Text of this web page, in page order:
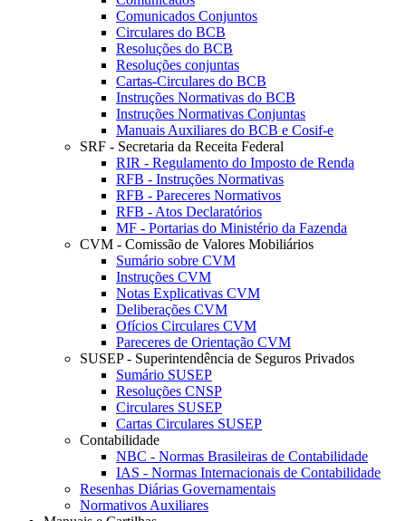
Comunicados Conjuntos
Circulares do BCB
Resoluções do BCB
Resoluções conjuntas
Cartas-Circulares do BCB
Instruções Normativas do BCB
Instruções Normativas Conjuntas
Manuais Auxiliares do BCB e Cosif-e
SRF - Secretaria da Receita Federal
RIR - Regulamento do Imposto de Renda
RFB - Instruções Normativas
RFB - Pareceres Normativos
RFB - Atos Declaratórios
MF - Portarias do Ministério da Fazenda
CVM - Comissão de Valores Mobiliários
Sumário sobre CVM
Instruções CVM
Notas Explicativas CVM
Deliberações CVM
Ofícios Circulares CVM
Pareceres de Orientação CVM
SUSEP - Superintendência de Seguros Privados
Sumário SUSEP
Resoluções CNSP
Circulares SUSEP
Cartas Circulares SUSEP
Contabilidade
NBC - Normas Brasileiras de Contabilidade
IAS - Normas Internacionais de Contabilidade
Resenhas Diárias Governamentais
Normativos Auxiliares